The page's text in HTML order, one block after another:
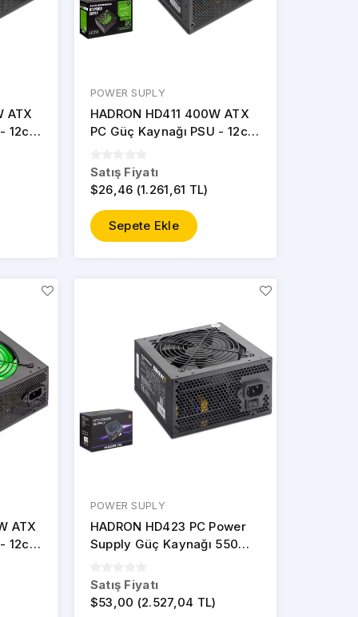
ATX
12cm
POWER SUPLY
HADRON HD411 400W ATX
PC Güç Kaynağı PSU - 12cm
Satış Fiyatı
$26,46 (1.261,61 TL)
Sepete Ekle
ATX
12cm
POWER SUPLY
HADRON HD423 PC Power
Supply Güç Kaynağı 550W
Siyah
Satış Fiyatı
$53,00 (2.527,04 TL)